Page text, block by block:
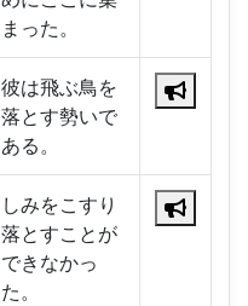
まった。
彼は飛ぶ鳥を
落とす勢いで
ある。
しみをこすり
落とすことが
できなかっ
た。